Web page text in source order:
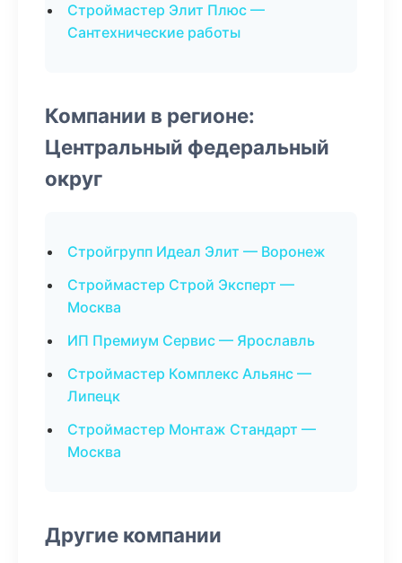
Строймастер Элит Плюс —
Сантехнические работы
Компании в регионе:
Центральный федеральный
округ
Стройгрупп Идеал Элит — Воронеж
Строймастер Строй Эксперт —
Москва
ИП Премиум Сервис — Ярославль
Строймастер Комплекс Альянс —
Липецк
Строймастер Монтаж Стандарт —
Москва
Другие компании